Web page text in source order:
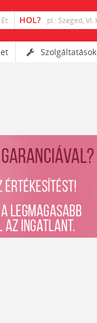
Szolgáltatások